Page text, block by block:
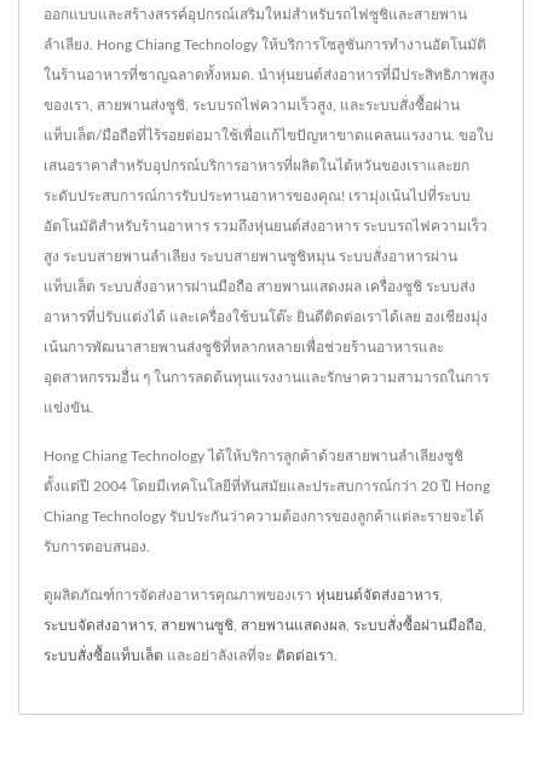
ออกแบบและสร้างสรรค์อุปกรณ์เสริมใหม่สำหรับรถไฟซูชิและสายพาน
ลำเลียง. Hong Chiang Technology ให้บริการโซลูชันการทำงานอัตโนมัติ
ในร้านอาหารที่ชาญฉลาดทั้งหมด. นำหุ่นยนต์ส่งอาหารที่มีประสิทธิภาพสูง
ของเรา, สายพานส่งซูชิ, ระบบรถไฟความเร็วสูง, และระบบสั่งซื้อผ่าน
แท็บเล็ต/มือถือที่ไร้รอยต่อมาใช้เพื่อแก้ไขปัญหาขาดแคลนแรงงาน. ขอใบ
เสนอราคาสำหรับอุปกรณ์บริการอาหารที่ผลิตในไต้หวันของเราและยก
ระดับประสบการณ์การรับประทานอาหารของคุณ! เรามุ่งเน้นไปที่ระบบ
อัตโนมัติสำหรับร้านอาหาร รวมถึงหุ่นยนต์ส่งอาหาร ระบบรถไฟความเร็ว
สูง ระบบสายพานลำเลียง ระบบสายพานซูชิหมุน ระบบสั่งอาหารผ่าน
แท็บเล็ต ระบบสั่งอาหารผ่านมือถือ สายพานแสดงผล เครื่องซูชิ ระบบส่ง
อาหารที่ปรับแต่งได้ และเครื่องใช้บนโต๊ะ ยินดีติดต่อเราได้เลย ฮงเชียงมุ่ง
เน้นการพัฒนาสายพานส่งซูชิที่หลากหลายเพื่อช่วยร้านอาหารและ
อุตสาหกรรมอื่น ๆ ในการลดต้นทุนแรงงานและรักษาความสามารถในการ
แข่งขัน.
Hong Chiang Technology ได้ให้บริการลูกค้าด้วยสายพานลำเลียงซูชิ
ตั้งแต่ปี 2004 โดยมีเทคโนโลยีที่ทันสมัยและประสบการณ์กว่า 20 ปี Hong
Chiang Technology รับประกันว่าความต้องการของลูกค้าแต่ละรายจะได้
รับการตอบสนอง.
ดูผลิตภัณฑ์การจัดส่งอาหารคุณภาพของเรา หุ่นยนต์จัดส่งอาหาร
ระบบจัดส่งอาหาร สายพานซูชิ สายพานแสดงผล ระบบสั่งซื้อผ่านมือถือ
ระบบสั่งซื้อแท็บเล็ต และอย่าลังเลที่จะ ติดต่อเรา